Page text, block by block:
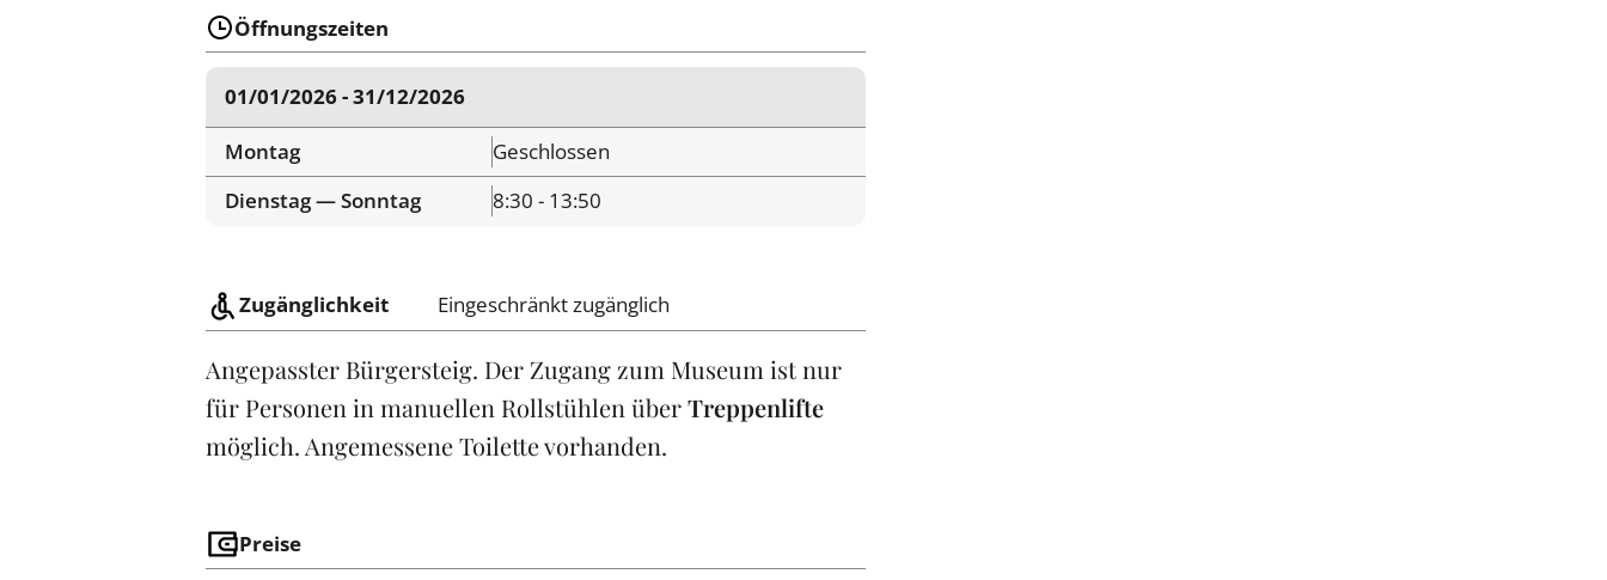
Öffnungszeiten
01/01/2026 - 31/12/2026
Montag
Geschlossen
Dienstag — Sonntag
8:30 - 13:50
Zugänglichkeit Eingeschränkt zugänglich
Angepasster Bürgersteig. Der Zugang zum Museum ist nur
für Personen in manuellen Rollstühlen überTreppenlifte
möglich. Angemessene Toilette vorhanden.
Preise